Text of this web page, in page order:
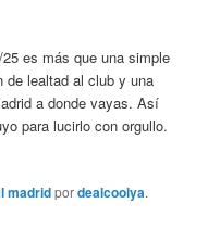
es más que una simple
de lealtad al club y una
a donde vayas. Así
para lucirlo con orgullo.
madridpordealcoolya.